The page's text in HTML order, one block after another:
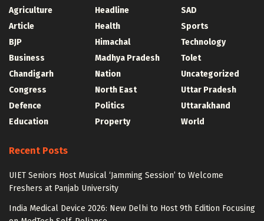
Agriculture
Article
BJP
Business
Chandigarh
Congress
Defence
Education
Headline
Health
Himachal
Madhya Pradesh
Nation
North East
Politics
Property
SAD
Sports
Technology
Tolet
Uncategorized
Uttar Pradesh
Uttarakhand
World
Recent Posts
UIET Seniors Host Musical ‘Jamming Session’ to Welcome
Freshers at Panjab University
India Medical Device 2026: New Delhi to Host 9th Edition Focusing